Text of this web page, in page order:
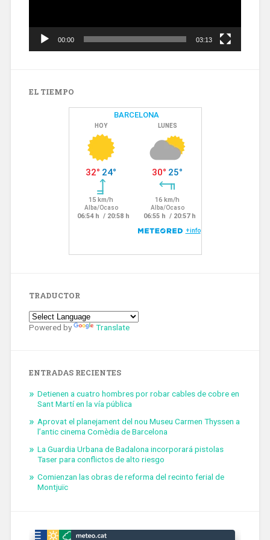
00:00 03:13
EL TIEMPO
TRADUCTOR
Powered by Translate
ENTRADAS RECIENTES
Detienen a cuatro hombres por robar cables de cobre en
Sant Martí en la vía pública
Aprovat el planejament del nou Museu Carmen Thyssen a
l’antic cinema Comèdia de Barcelona
La Guardia Urbana de Badalona incorporará pistolas
Taser para conflictos de alto riesgo
Comienzan las obras de reforma del recinto ferial de
Montjuïc